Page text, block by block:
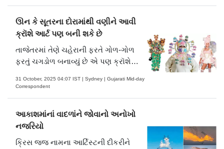
ઊન કે સૂતરના દોરામાંથી વણીને આવી
ક્રૉશે આર્ટ પણ બની શકે છે
તાજેતરમાં તેણે ચહેરાની ફરતે ગોળ-ગોળ
ફરતું ચગડોળ બનાવ્યું છે એ પણ ક્રૉશે
31 October, 2025 04:07 IST | Sydney | Gujarati Mid-day
Correspondent
આકાશમાંનાં વાદળાંને જોવાનો અનોખો
નજરિયો
ક્રિસ જજ નામના આર્ટિસ્ટની દીકરીને